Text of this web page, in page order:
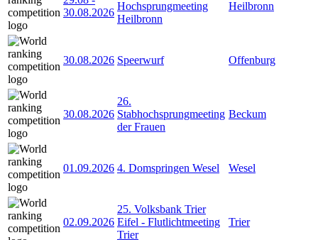
30.08.2026
Hochsprungmeeting
Heilbronn
Heilbronn
30.08.2026 Speerwurf Offenburg
30.08.2026
26.
Stabhochsprungmeeting
der Frauen
Beckum
01.09.2026 4. Domspringen Wesel Wesel
02.09.2026
25. Volksbank Trier
Eifel - Flutlichtmeeting
Trier
Trier